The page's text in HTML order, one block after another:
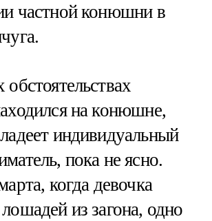
частной конюшни в
на конюшне,
индивидуальный
пока не ясно.
когда девочка
из загона, одно